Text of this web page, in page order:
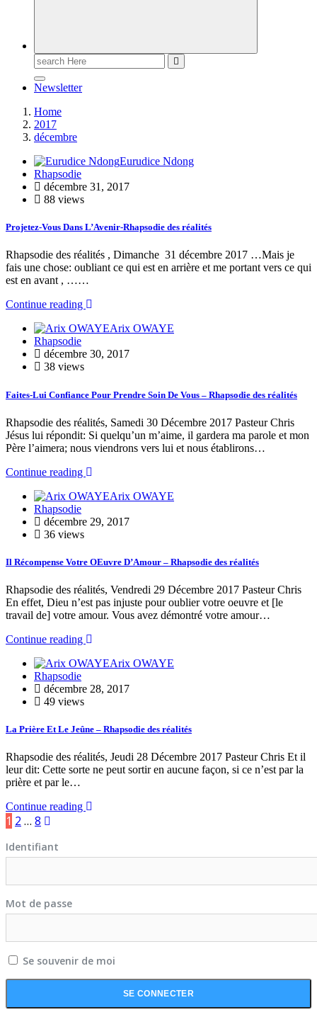
Newsletter
Home
2017
décembre
Eurudice Ndong
Rhapsodie
décembre 31, 2017
88 views
Projetez-Vous Dans L’Avenir-Rhapsodie des réalités
Rhapsodie des réalités , Dimanche 31 décembre 2017 …Mais je
fais une chose: oubliant ce qui est en arrière et me portant vers ce qui
est en avant , ……
Continue reading
Arix OWAYE
Rhapsodie
décembre 30, 2017
38 views
Faites-Lui Confiance Pour Prendre Soin De Vous – Rhapsodie des réalités
Rhapsodie des réalités, Samedi 30 Décembre 2017 Pasteur Chris
Jésus lui répondit: Si quelqu’un m’aime, il gardera ma parole et mon
Père l’aimera; nous viendrons vers lui et nous établirons…
Continue reading
Arix OWAYE
Rhapsodie
décembre 29, 2017
36 views
Il Récompense Votre OEuvre D’Amour – Rhapsodie des réalités
Rhapsodie des réalités, Vendredi 29 Décembre 2017 Pasteur Chris
En effet, Dieu n’est pas injuste pour oublier votre oeuvre et [le
travail de] votre amour. Vous avez démontré votre amour…
Continue reading
Arix OWAYE
Rhapsodie
décembre 28, 2017
49 views
La Prière Et Le Jeûne – Rhapsodie des réalités
Rhapsodie des réalités, Jeudi 28 Décembre 2017 Pasteur Chris Et il
leur dit: Cette sorte ne peut sortir en aucune façon, si ce n’est par la
prière et par le…
Continue reading
1 2 … 8
Identifiant
Mot de passe
Se souvenir de moi